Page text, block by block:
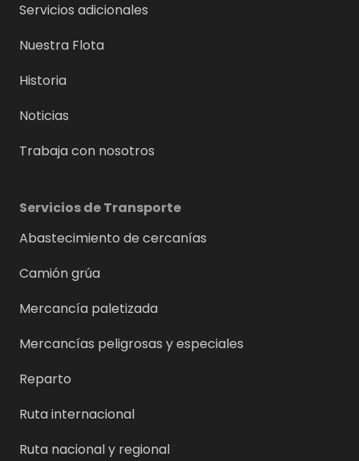
Servicios adicionales
Nuestra Flota
Historia
Noticias
Trabaja con nosotros
Servicios de Transporte
Abastecimiento de cercanías
Camión grúa
Mercancía paletizada
Mercancías peligrosas y especiales
Reparto
Ruta internacional
Ruta nacional y regional